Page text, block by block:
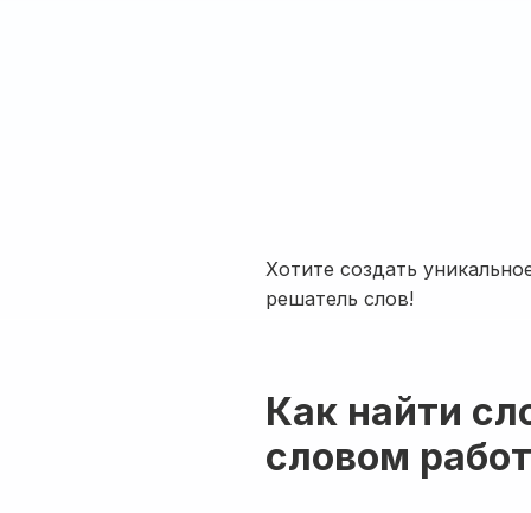
Хотите создать
решатель слов!
Как найти
словом